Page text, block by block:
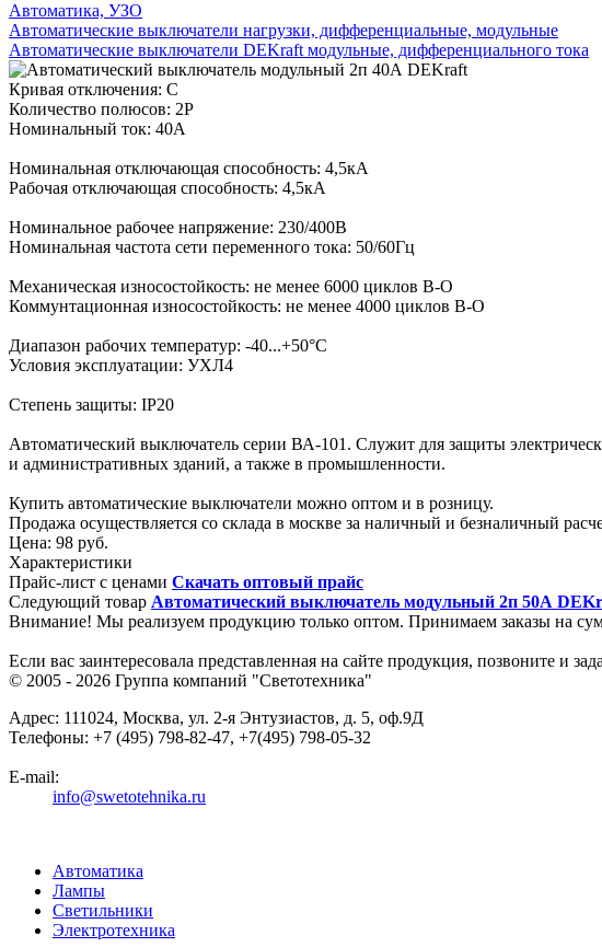
Автоматика, УЗО
Автоматические выключатели нагрузки, дифференциальные, модульные
Автоматические выключатели DEKraft модульные, дифференциального тока
Кривая отключения: C
Количество полюсов: 2P
Номинальный ток: 40А
Номинальная отключающая способность: 4,5кА
Рабочая отключающая способность: 4,5кА
Номинальное рабочее напряжение: 230/400В
Номинальная частота сети переменного тока: 50/60Гц
Механическая износостойкость: не менее 6000 циклов В-О
Коммунтационная износостойкость: не менее 4000 циклов В-О
Диапазон рабочих температур: -40...+50°С
Условия эксплуатации: УХЛ4
Степень защиты: IP20
Автоматический выключатель серии ВА-101. Служит для защиты
и административных зданий, а также в промышленности.
Купить автоматические выключатели можно оптом и в розницу.
Продажа осуществляется со склада в москве за наличный и безналичный
Цена: 98 руб.
Характеристики
Прайс-лист с ценами Скачать оптовый прайс
Следующий товар Автоматический выключатель модульный 2п 50А
Внимание! Мы реализуем продукцию только оптом. Принимаем заказы на
Если вас заинтересовала представленная на сайте продукция, позвоните и
© 2005 - 2026 Группа компаний "Светотехника"
Адрес: 111024, Москва, ул. 2-я Энтузиастов, д. 5, оф.9Д
Телефоны: +7 (495) 798-82-47, +7(495) 798-05-32
E-mail:
info@swetotehnika.ru
Автоматика
Лампы
Светильники
Электротехника